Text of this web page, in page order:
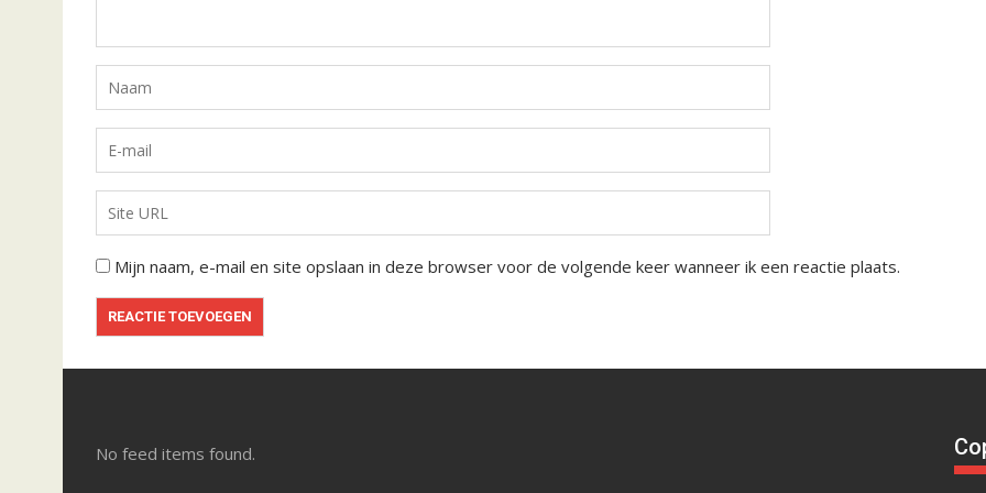
Mijn naam, e-mail en site opslaan in deze browser voor de volgende keer wanneer ik een reactie plaats.
No feed items found.